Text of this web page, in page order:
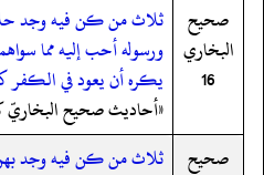
صحيح
البخاري
16
ثلاث من كن فيه وجد
ورسوله أحب إليه مما
يكره أن يعود في الكفر
«أحاديث صحيح البخاريّ
صحيح
ثلاث من كن فيه وجد بهن